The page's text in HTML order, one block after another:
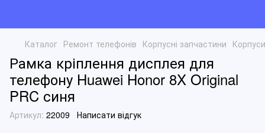
Каталог Ремонт телефонів Корпусні запчастини
Рамка кріплення дисплея для
телефону Huawei Honor 8X Original
PRC синя
Артикул: 22009 Написати відгук